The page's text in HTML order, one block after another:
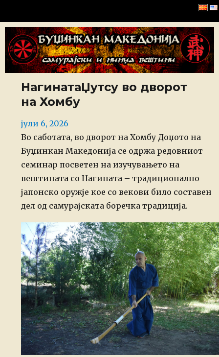
Буџинкан Македонија
НагинатаЏутсу во дворот
на Хомбу
Posted
on
јули 6, 2026
Во саботата, во дворот на Хомбу Доџото на
Буџинкан Македонија се одржа редовниот
семинар посветен на изучувањето на
вештината со Нагината – традиционално
јапонско оружје кое со векови било составен
дел од самурајската боречка традиција.